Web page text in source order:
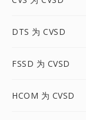
DTS 为 CVSD
FSSD 为 CVSD
HCOM 为 CVSD